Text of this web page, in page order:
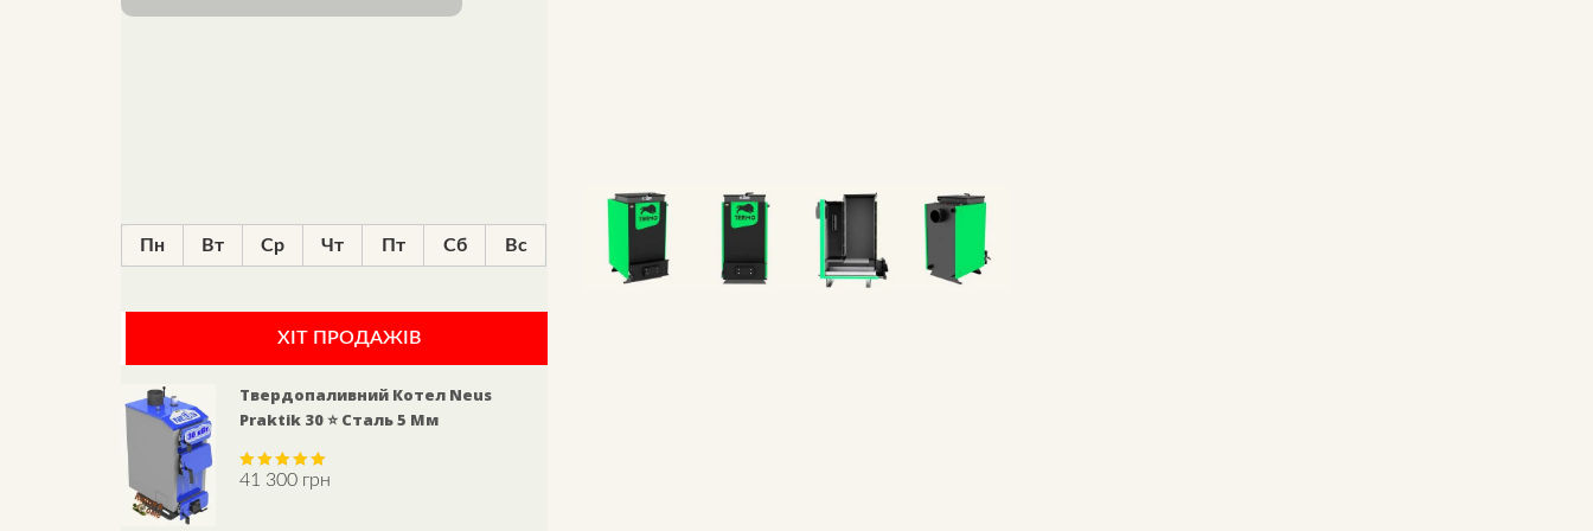
Пн Вт Ср Чт Пт Сб Вс
ХІТ ПРОДАЖІВ
Твердопаливний Котел Neus
Praktik 30 ⭐ Сталь 5 Мм
Rated5.00
41 300 грн